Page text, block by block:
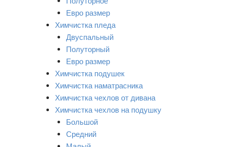
Евро размер
Химчистка пледа
Двуспальный
Полуторный
Евро размер
Химчистка подушек
Химчистка наматрасника
Химчистка чехлов от дивана
Химчистка чехлов на подушку
Большой
Средний